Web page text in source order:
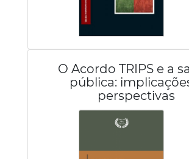
O Acordo TRIPS e a
pública:
perspectivas